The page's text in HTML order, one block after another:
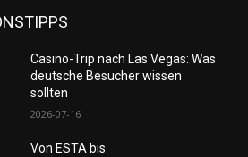
Casino-Trip nach Las Vegas: Was
deutsche Besucher wissen
sollten
2026-07-16
Von ESTA bis